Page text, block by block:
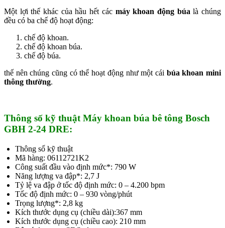
Một lợi thế khác của hầu hết các máy khoan động búa là chúng
đều có ba chế độ hoạt động:
chế độ khoan.
chế độ khoan búa.
chế độ búa.
thế nên chúng cũng có thể hoạt động như một cái búa khoan mini
thông thường.
Thông số kỹ thuật Máy khoan búa bê tông Bosch
GBH 2-24 DRE:
Thông số kỹ thuật
Mã hàng: 06112721K2
Công suất đầu vào định mức*: 790 W
Năng lượng va đập*: 2,7 J
Tỷ lệ va đập ở tốc độ định mức: 0 – 4.200 bpm
Tốc độ định mức: 0 – 930 vòng/phút
Trọng lượng*: 2,8 kg
Kích thước dụng cụ (chiều dài):367 mm
Kích thước dụng cụ (chiều cao): 210 mm